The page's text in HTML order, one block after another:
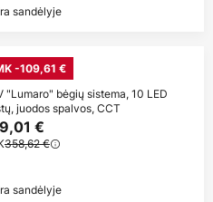
sandėlyje
-109,61 €
"Lumaro" bėgių sistema, 10 LED
juodos spalvos, CCT
€
358,62 €
sandėlyje